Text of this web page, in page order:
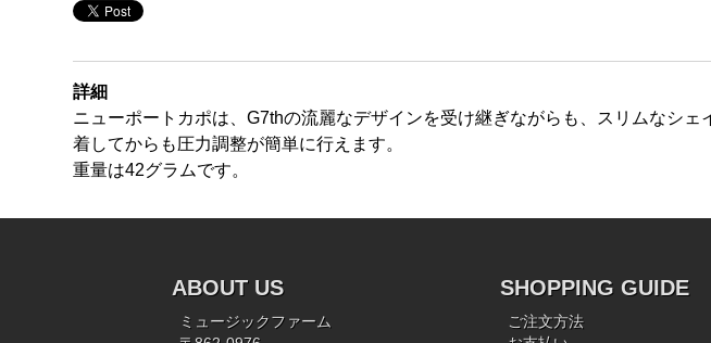
詳細
ニューポートカポは、G7thの流麗なデザインを受け継ぎながらも、スリムなシ
着してからも圧力調整が簡単に行えます。
重量は42グラムです。
ABOUT US
ミュージックファーム
SHOPPING GUIDE
ご注文方法